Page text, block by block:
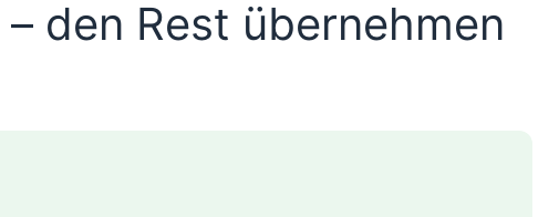
– den Rest übernehmen